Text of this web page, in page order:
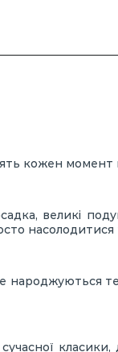
кожен
великі